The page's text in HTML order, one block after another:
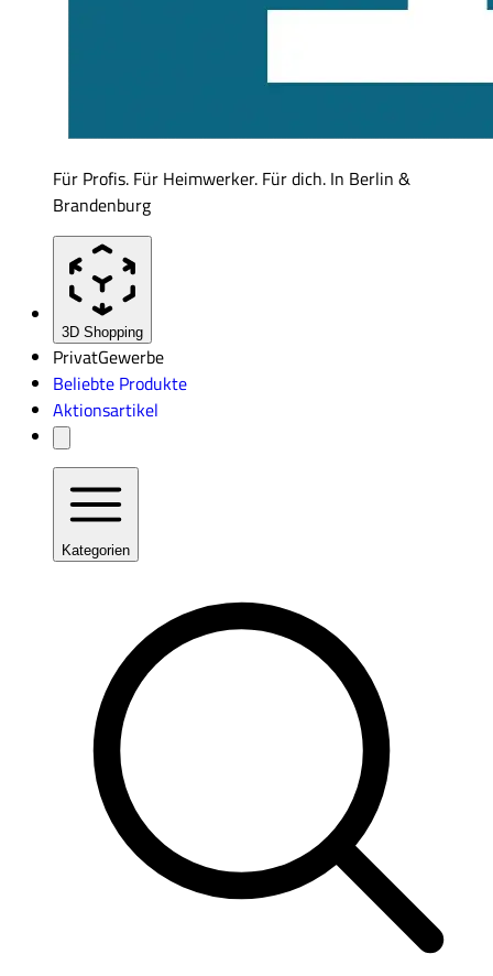
Für Profis. Für Heimwerker. Für dich. In Berlin &
Brandenburg
3D Shopping
PrivatGewerbe
Beliebte Produkte
Aktionsartikel
Kategorien